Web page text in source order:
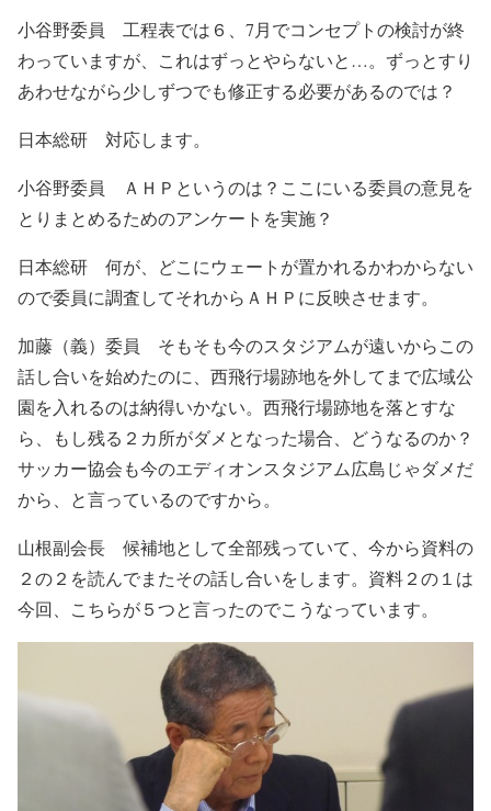
小谷野委員 工程表では６、7月でコンセプトの検討が終
わっていますが、これはずっとやらないと…。ずっとすり
あわせながら少しずつでも修正する必要があるのでは？
日本総研 対応します。
小谷野委員 ＡＨＰというのは？ここにいる委員の意見を
とりまとめるためのアンケートを実施？
日本総研 何が、どこにウェートが置かれるかわからない
ので委員に調査してそれからＡＨＰに反映させます。
加藤（義）委員 そもそも今のスタジアムが遠いからこの
話し合いを始めたのに、西飛行場跡地を外してまで広域公
園を入れるのは納得いかない。西飛行場跡地を落とすな
ら、もし残る２カ所がダメとなった場合、どうなるのか？
サッカー協会も今のエディオンスタジアム広島じゃダメだ
から、と言っているのですから。
山根副会長 候補地として全部残っていて、今から資料の
２の２を読んでまたその話し合いをします。資料２の１は
今回、こちらが５つと言ったのでこうなっています。